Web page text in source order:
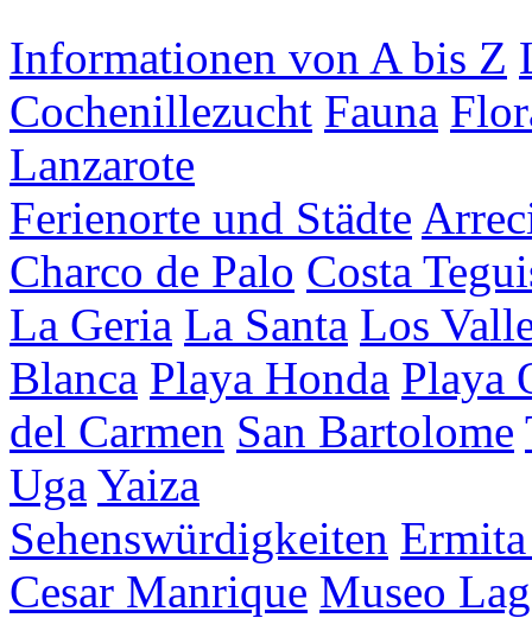
Informationen von A bis Z
Cochenillezucht Fauna
Lanzarote
Ferienorte und Städte
Charco de Palo Costa
La Geria La Santa Los
Blanca Playa Honda Playa
del Carmen San Bartolome
Uga Yaiza
Sehenswürdigkeiten
Cesar Manrique Museo